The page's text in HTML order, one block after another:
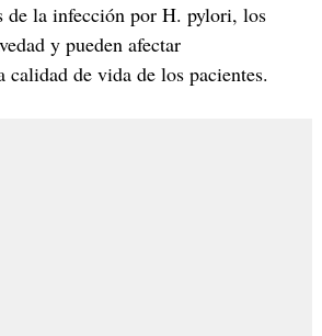
de la infección por H. pylori, los
y pueden afectar
de vida de los pacientes.